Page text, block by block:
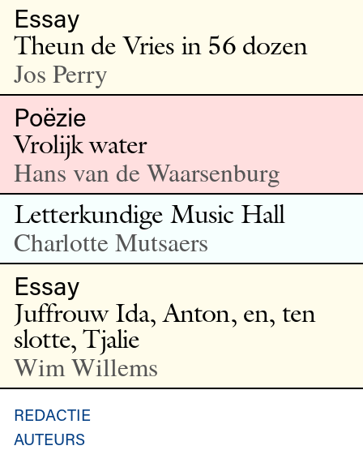
Essay
Theun de Vries in 56 dozen
Jos Perry
Poëzie
Vrolijk water
Hans van de Waarsenburg
Letterkundige Music Hall
Charlotte Mutsaers
Essay
Juffrouw Ida, Anton, en, ten
slotte, Tjalie
Wim Willems
REDACTIE
AUTEURS